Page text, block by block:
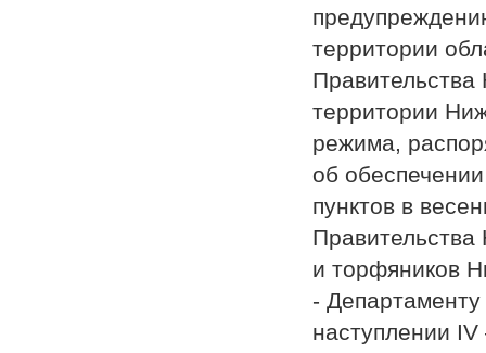
территории
Правительства
территории
режима,
об
пунктов в
и торфяников
- Департаменту
наступлении